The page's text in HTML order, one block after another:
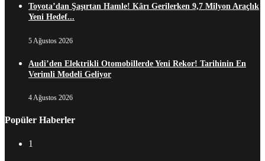
Toyota’dan Şaşırtan Hamle! Kârı Gerilerken 9,7 Milyon Araçlık
Yeni Hedef...
5 Ağustos 2026
Audi’den Elektrikli Otomobillerde Yeni Rekor! Tarihinin En
Verimli Modeli Geliyor
4 Ağustos 2026
Popüler Haberler
1